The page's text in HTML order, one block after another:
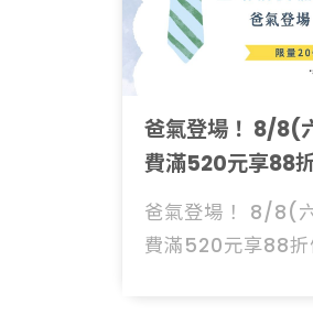
爸氣登場！ 8/
費滿520元享88
爸氣登場！ 8/8(
費滿520元享88折